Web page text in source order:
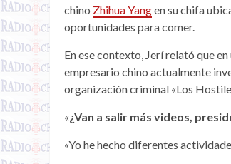
chino Zhihua Yangen su chifa
oportunidades para comer.
En ese contexto, Jerí relató que
empresario chino actualmente
organización criminal «Los
«¿Van a salir más videos,
«Yo he hecho diferentes